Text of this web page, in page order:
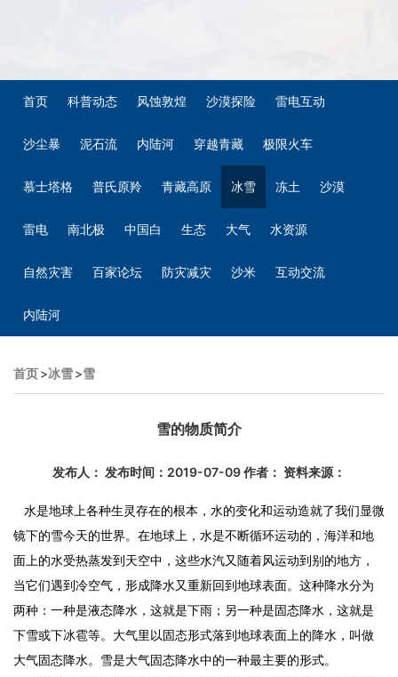
首页 科普动态 风蚀敦煌 沙漠探险 雷电互动
沙尘暴 泥石流 内陆河 穿越青藏 极限火车
慕士塔格 普氏原羚 青藏高原 冰雪 冻土 沙漠
雷电 南北极 中国白 生态 大气 水资源
自然灾害 百家论坛 防灾减灾 沙米 互动交流
内陆河
首页>冰雪>雪
雪的物质简介
发布人： 发布时间：2019-07-09 作者： 资料来源：
水是地球上各种生灵存在的根本，水的变化和运动造就了我们显微
镜下的雪今天的世界。在地球上，水是不断循环运动的，海洋和地
面上的水受热蒸发到天空中，这些水汽又随着风运动到别的地方，
当它们遇到冷空气，形成降水又重新回到地球表面。这种降水分为
两种：一种是液态降水，这就是下雨；另一种是固态降水，这就是
下雪或下冰雹等。大气里以固态形式落到地球表面上的降水，叫做
大气固态降水。雪是大气固态降水中的一种最主要的形式。